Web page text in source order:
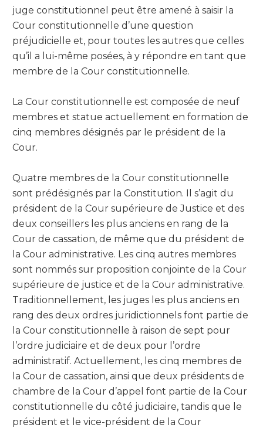
juge constitutionnel peut être amené à saisir la
Cour constitutionnelle d’une question
préjudicielle et, pour toutes les autres que celles
qu’il a lui-même posées, à y répondre en tant que
membre de la Cour constitutionnelle.
La Cour constitutionnelle est composée de neuf
membres et statue actuellement en formation de
cinq membres désignés par le président de la
Cour.
Quatre membres de la Cour constitutionnelle
sont prédésignés par la Constitution. Il s’agit du
président de la Cour supérieure de Justice et des
deux conseillers les plus anciens en rang de la
Cour de cassation, de même que du président de
la Cour administrative. Les cinq autres membres
sont nommés sur proposition conjointe de la Cour
supérieure de justice et de la Cour administrative.
Traditionnellement, les juges les plus anciens en
rang des deux ordres juridictionnels font partie de
la Cour constitutionnelle à raison de sept pour
l’ordre judiciaire et de deux pour l’ordre
administratif. Actuellement, les cinq membres de
la Cour de cassation, ainsi que deux présidents de
chambre de la Cour d’appel font partie de la Cour
constitutionnelle du côté judiciaire, tandis que le
président et le vice-président de la Cour